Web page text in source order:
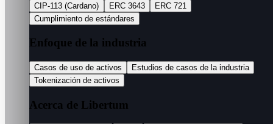
CIP-113 (Cardano) ERC 3643
ERC 721
Cumplimiento de estándares
Enfoque de la industria
Casos de uso de activos
Estudios de casos de la industria
Tokenización de activos
Acerca de Libertum